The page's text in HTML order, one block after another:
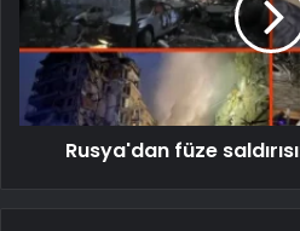
Rusya'dan füze